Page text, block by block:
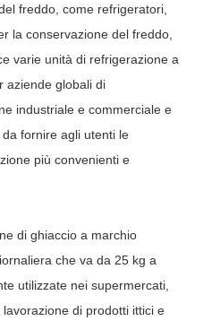
freddo, come refrigeratori,
la conservazione del freddo,
varie unità di refrigerazione a
aziende globali di
industriale e commerciale e
fornire agli utenti le
più convenienti e
di ghiaccio a marchio
che va da 25 kg a
utilizzate nei supermercati,
di prodotti ittici e